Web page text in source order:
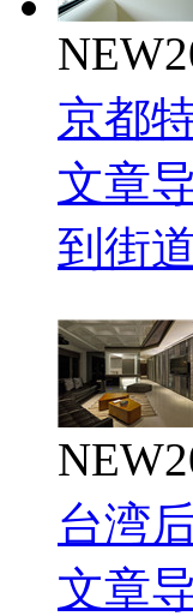
NEW
京都
文章
到街
NEW
台湾
文章